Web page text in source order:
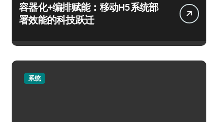
容器化+编排赋能：移动H5系统部
署效能的科技跃迁
系统